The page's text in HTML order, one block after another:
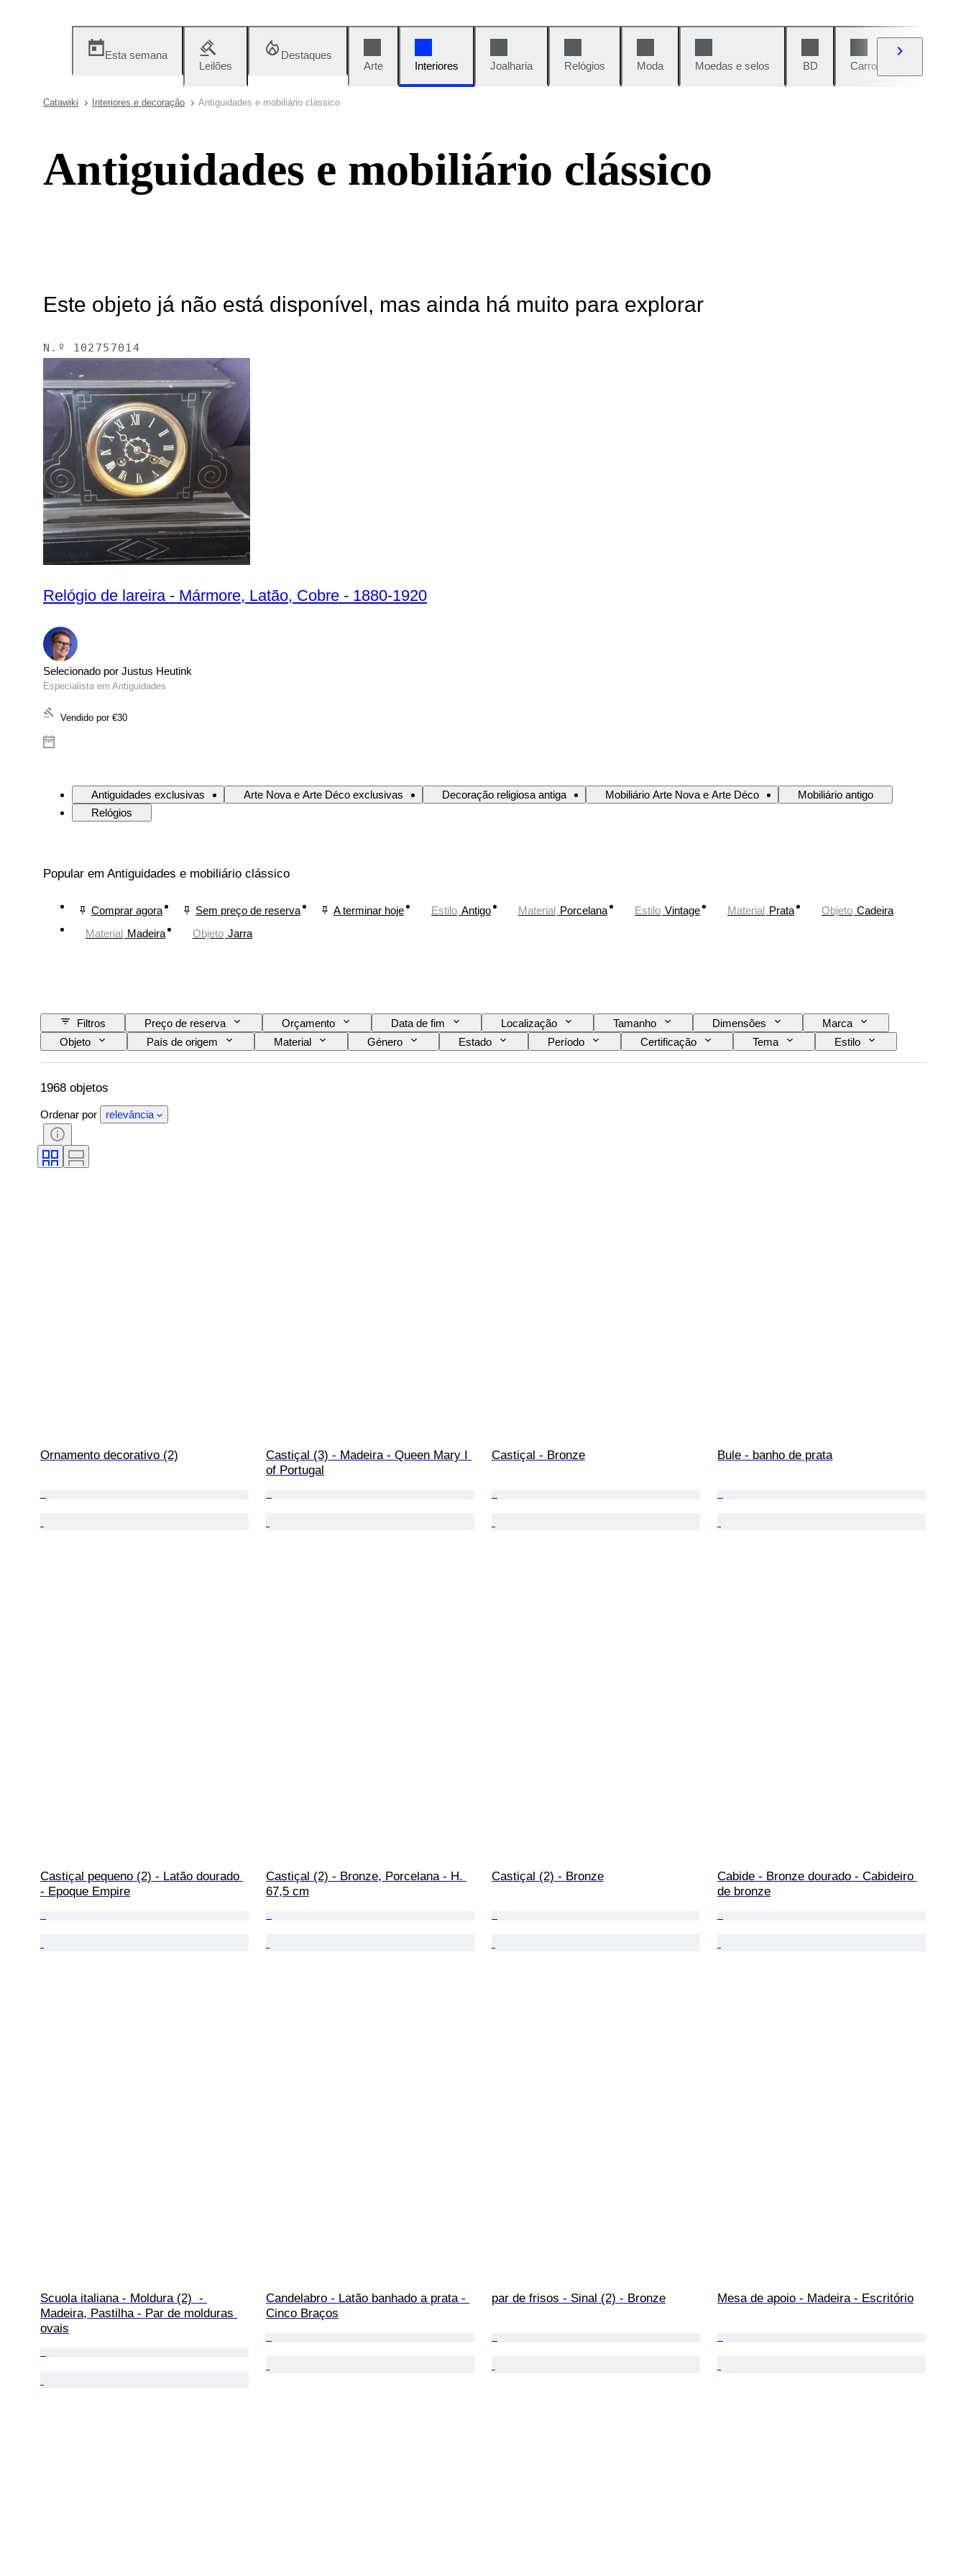
Esta semana
Leilões
Destaques
Arte
Interiores Joalharia Relógios Moda Moedas e selos BD Carros e motos
Catawiki Interiores e decoração Antiguidades e mobiliário clássico
Antiguidades e mobiliário clássico
Este objeto já não está disponível, mas ainda há muito para explorar
N.º 102757014
Relógio de lareira - Mármore, Latão, Cobre - 1880-1920
Selecionado por Justus Heutink
Especialista em Antiguidades
Vendido por €30
Antiguidades exclusivas Arte Nova e Arte Déco exclusivas Decoração religiosa antiga Mobiliário Arte Nova e Arte Déco
Mobiliário antigo
Relógios
Popular em Antiguidades e mobiliário clássico
Comprar agora Sem preço de reserva A terminar hoje Estilo Antigo Material Porcelana Estilo Vintage Material Prata Objeto Cadeira
Material Madeira Objeto Jarra
Filtros Preço de reserva Orçamento Data de fim Localização Tamanho Dimensões
Marca
Objeto
País de origem Material Género Estado Período Certificação Tema
Estilo
Assinatura
Cor Movimento do relógio Reserva de energia A tocar Tipo de relógio
Era
1968 objetos
Ordenar por relevância
Ornamento decorativo (2)
Castiçal (3) - Madeira - Queen Mary I
of Portugal
Castiçal - Bronze Bule - banho de prata
Castiçal pequeno (2) - Latão dourado
- Epoque Empire
Castiçal (2) - Bronze, Porcelana - H.
67,5 cm
Castiçal (2) - Bronze
Cabide - Bronze dourado - Cabideiro
de bronze
Scuola italiana - Moldura (2)  -
Madeira, Pastilha - Par de molduras
ovais
Candelabro - Latão banhado a prata -
Cinco Braços
par de frisos - Sinal (2) - Bronze Mesa de apoio - Madeira - Escritório